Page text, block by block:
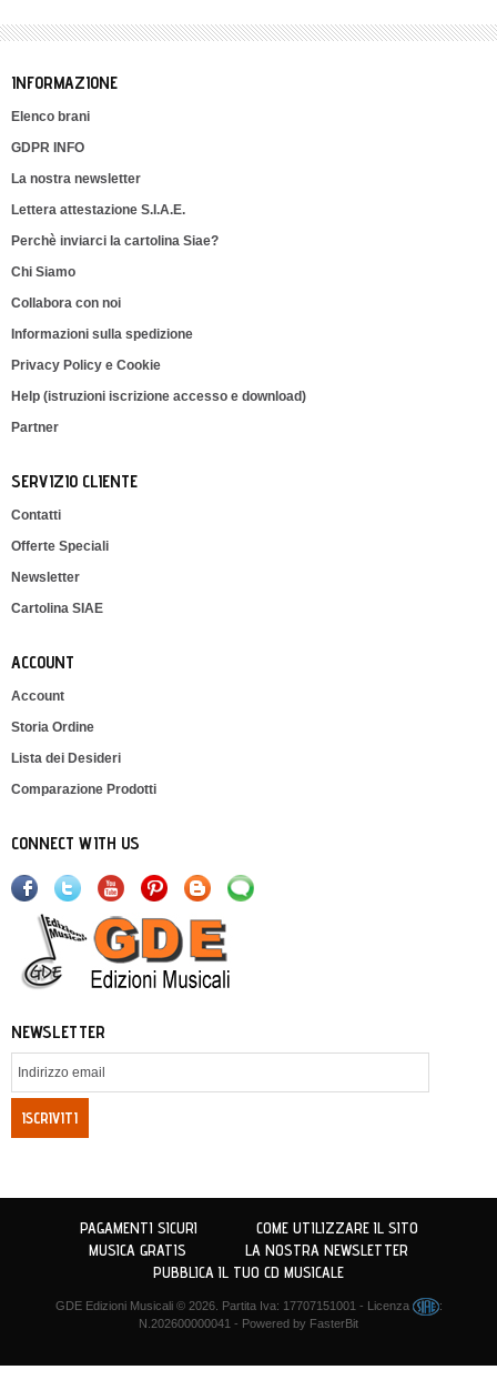
INFORMAZIONE
Elenco brani
GDPR INFO
La nostra newsletter
Lettera attestazione S.I.A.E.
Perchè inviarci la cartolina Siae?
Chi Siamo
Collabora con noi
Informazioni sulla spedizione
Privacy Policy e Cookie
Help (istruzioni iscrizione accesso e download)
Partner
SERVIZIO CLIENTE
Contatti
Offerte Speciali
Newsletter
Cartolina SIAE
ACCOUNT
Account
Storia Ordine
Lista dei Desideri
Comparazione Prodotti
CONNECT WITH US
NEWSLETTER
ISCRIVITI
PAGAMENTI SICURI
COME UTILIZZARE IL SITO
MUSICA GRATIS
LA NOSTRA NEWSLETTER
PUBBLICA IL TUO CD MUSICALE
GDE Edizioni Musicali© 2026. Partita Iva: 17707151001 - Licenza
:
N.202600000041 - Powered by FasterBit